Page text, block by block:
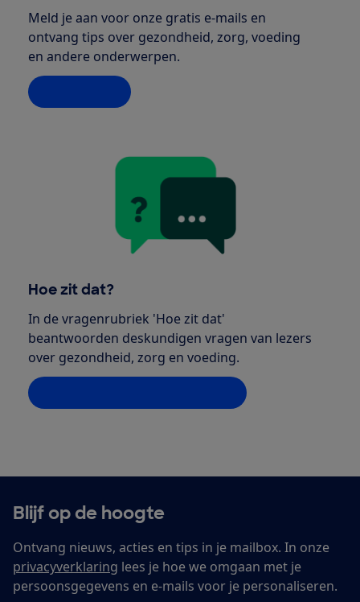
Meld je aan voor onze gratis e-mails en
ontvang tips over gezondheid, zorg, voeding
en andere onderwerpen.
Hoe zit dat?
In de vragenrubriek 'Hoe zit dat'
beantwoorden deskundigen vragen van lezers
over gezondheid, zorg en voeding.
Blijf op de hoogte
Ontvang nieuws, acties en tips in je mailbox. In onze
privacyverklaring lees je hoe we omgaan met je
persoonsgegevens en e-mails voor je personaliseren.